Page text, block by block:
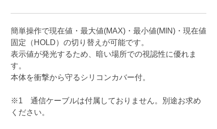
簡単操作で現在値・最大値(MAX)・最小値(MIN)・現在値
固定（HOLD）の切り替えが可能です。
表示値が発光するため、暗い場所での視認性に優れま
す。
本体を衝撃から守るシリコンカバー付。
※1 通信ケーブルは付属しておりません。別途お求め
ください。